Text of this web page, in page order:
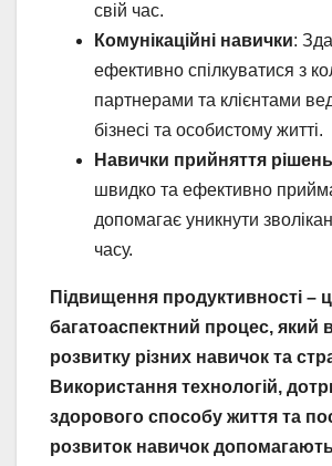
свій час.
Комунікаційні навички:
ефективно спілкуватися з
партнерами та клієнтами
бізнесі та особистому житті.
Навички прийняття рішень
швидко та ефективно
допомагає уникнути
часу.
Підвищення продуктивності –
багатоаспектний процес, який
розвитку різних навичок та
Використання технологій,
здорового способу життя та
розвиток навичок